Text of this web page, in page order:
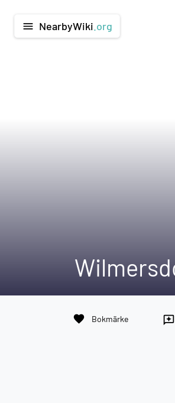
menu NearbyWiki .org
favorite Bokmärke reviews